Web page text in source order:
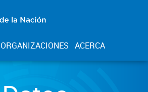
ORGANIZACIONES ACERCA